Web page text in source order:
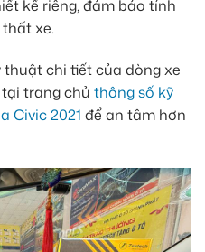
kế riêng, đảm bảo tính
xe.
chi tiết của dòng xe
trang chủ thông số kỹ
Civic 2021 để an tâm hơn